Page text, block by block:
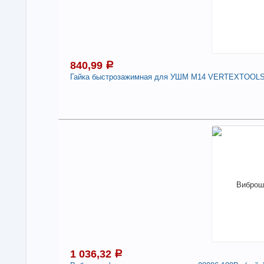
840,99 a
Гайка быстрозажимная для УШМ М14 VERTEXTOOLS
1 036,32 a